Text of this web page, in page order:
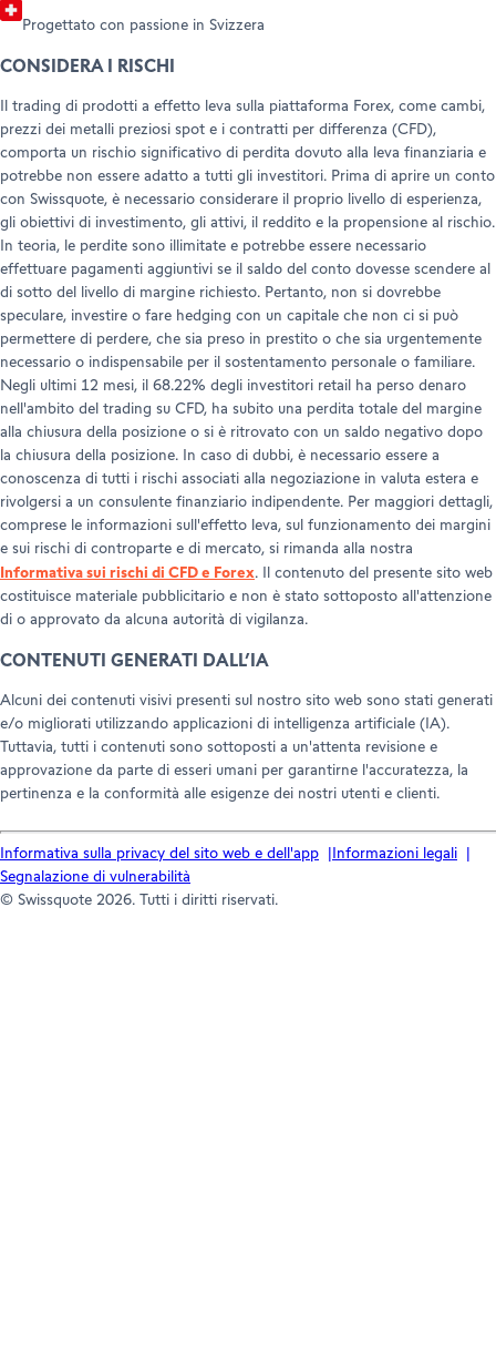
Progettato con passione in Svizzera
CONSIDERA I RISCHI
Il trading di prodotti a effetto leva sulla piattaforma Forex, come cambi,
prezzi dei metalli preziosi spot e i contratti per differenza (CFD),
comporta un rischio significativo di perdita dovuto alla leva finanziaria e
potrebbe non essere adatto a tutti gli investitori. Prima di aprire un conto
con Swissquote, è necessario considerare il proprio livello di esperienza,
gli obiettivi di investimento, gli attivi, il reddito e la propensione al rischio.
In teoria, le perdite sono illimitate e potrebbe essere necessario
effettuare pagamenti aggiuntivi se il saldo del conto dovesse scendere al
di sotto del livello di margine richiesto. Pertanto, non si dovrebbe
speculare, investire o fare hedging con un capitale che non ci si può
permettere di perdere, che sia preso in prestito o che sia urgentemente
necessario o indispensabile per il sostentamento personale o familiare.
Negli ultimi 12 mesi, il 68.22% degli investitori retail ha perso denaro
nell'ambito del trading su CFD, ha subito una perdita totale del margine
alla chiusura della posizione o si è ritrovato con un saldo negativo dopo
la chiusura della posizione. In caso di dubbi, è necessario essere a
conoscenza di tutti i rischi associati alla negoziazione in valuta estera e
rivolgersi a un consulente finanziario indipendente. Per maggiori dettagli,
comprese le informazioni sull'effetto leva, sul funzionamento dei margini
e sui rischi di controparte e di mercato, si rimanda alla nostra
Informativa sui rischi di CFD e Forex. Il contenuto del presente sito web
costituisce materiale pubblicitario e non è stato sottoposto all'attenzione
di o approvato da alcuna autorità di vigilanza.
CONTENUTI GENERATI DALL’IA
Alcuni dei contenuti visivi presenti sul nostro sito web sono stati generati
e/o migliorati utilizzando applicazioni di intelligenza artificiale (IA).
Tuttavia, tutti i contenuti sono sottoposti a un'attenta revisione e
approvazione da parte di esseri umani per garantirne l'accuratezza, la
pertinenza e la conformità alle esigenze dei nostri utenti e clienti.
Informativa sulla privacy del sito web e dell'app
Informazioni legali
Segnalazione di vulnerabilità
© Swissquote 2026. Tutti i diritti riservati.